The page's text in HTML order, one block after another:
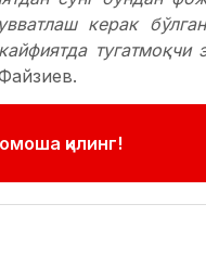
керак
қилинг!